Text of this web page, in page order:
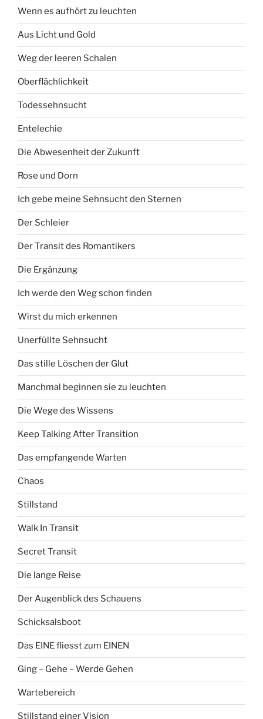
Wenn es aufhört zu leuchten
Aus Licht und Gold
Weg der leeren Schalen
Oberflächlichkeit
Todessehnsucht
Entelechie
Die Abwesenheit der Zukunft
Rose und Dorn
Ich gebe meine Sehnsucht den Sternen
Der Schleier
Der Transit des Romantikers
Die Ergänzung
Ich werde den Weg schon finden
Wirst du mich erkennen
Unerfüllte Sehnsucht
Das stille Löschen der Glut
Manchmal beginnen sie zu leuchten
Die Wege des Wissens
Keep Talking After Transition
Das empfangende Warten
Chaos
Stillstand
Walk In Transit
Secret Transit
Die lange Reise
Der Augenblick des Schauens
Schicksalsboot
Das EINE fliesst zum EINEN
Ging – Gehe – Werde Gehen
Wartebereich
Stillstand einer Vision